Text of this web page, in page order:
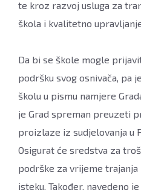
te kroz razvoj usluga za
škola i kvalitetno
Da bi se škole mogle
podršku svog osnivača, pa
školu u pismu namjere
je Grad spreman preuzeti
proizlaze iz sudjelovanja u
Osigurat će sredstva za
podrške za vrijeme
isteku. Također, navedeno